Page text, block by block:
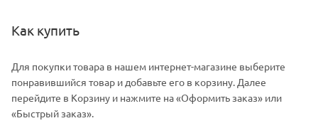
Как купить
Для покупки товара в нашем интернет-магазине выберите
понравившийся товар и добавьте его в корзину. Далее
перейдите в Корзину и нажмите на «Оформить заказ» или
«Быстрый заказ».